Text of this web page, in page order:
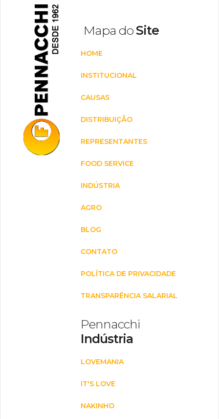
Mapa doSite
HOME
INSTITUCIONAL
CAUSAS
DISTRIBUIÇÃO
REPRESENTANTES
FOOD SERVICE
INDÚSTRIA
AGRO
BLOG
CONTATO
POLÍTICA DE PRIVACIDADE
TRANSPARÊNCIA SALARIAL
Pennacchi
Indústria
LOVEMANIA
IT'S LOVE
NAKINHO